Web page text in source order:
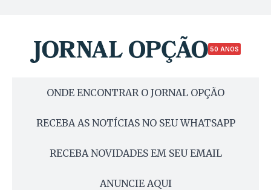
50 ANOS
ONDE ENCONTRAR O JORNAL OPÇÃO
RECEBA AS NOTÍCIAS NO SEU WHATSAPP
RECEBA NOVIDADES EM SEU EMAIL
ANUNCIE AQUI